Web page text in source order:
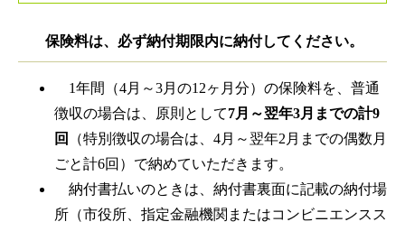
保険料は、必ず納付期限内に納付してください。
1年間（4月～3月の12ヶ月分）の保険料を、普通
徴収の場合は、原則として7月～翌年3月までの計9
回
（特別徴収の場合は、4月～翌年2月までの偶数月
ごと計6回）で納めていただきます。
納付書払いのときは、納付書裏面に記載の納付場
所（市役所、指定金融機関またはコンビニエンスス